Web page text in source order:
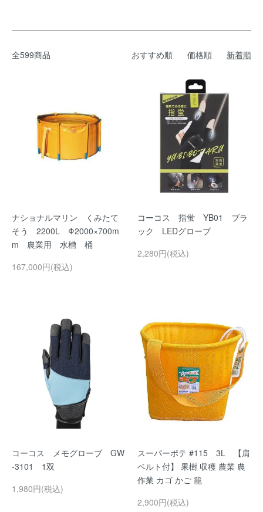
全599商品 おすすめ順 価格順 新着順
ナショナルマリン くみたて
そう 2200L Φ2000×700m
m 農業用 水槽 桶
167,000円(税込)
コーコス 指蛍 YB01 ブラ
ック LEDグローブ
2,280円(税込)
コーコス メモグローブ GW
-3101 1双
1,980円(税込)
スーパーポテ #115 3L 【肩
ベルト付】 果樹 収穫 農業 農
作業 カゴ かご 籠
2,900円(税込)